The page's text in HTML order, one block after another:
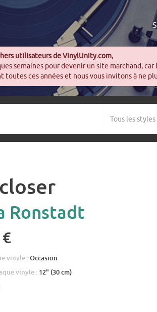
utilisateurs de VinylUnity.com,
semaines pour devenir un site marchand, car
ces années et nous vous invitons à ne
Ronstadt
vinyle :Occasion
vinyle : 12" (30 cm)